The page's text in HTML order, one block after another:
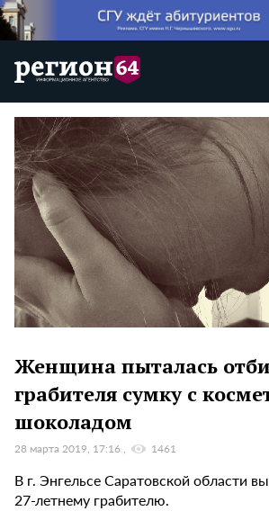
Женщина пыталась
грабителя сумку с
шоколадом
28 марта 2019, 17:16 1461
В г. Энгельсе Саратовской области
27-летнему грабителю.